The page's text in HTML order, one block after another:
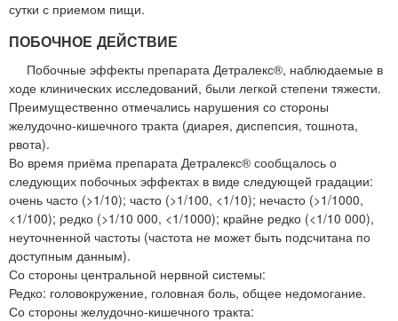
сутки с приемом пищи.
ПОБОЧНОЕ ДЕЙСТВИЕ
Побочные эффекты препарата Детралекс®, наблюдаемые в
ходе клинических исследований, были легкой степени тяжести.
Преимущественно отмечались нарушения со стороны
желудочно-кишечного тракта (диарея, диспепсия, тошнота,
рвота).
Во время приёма препарата Детралекс® сообщалось о
следующих побочных эффектах в виде следующей градации:
очень часто (>1/10); часто (>1/100, <1/10); нечасто (>1/1000,
<1/100); редко (>1/10 000, <1/1000); крайне редко (<1/10 000),
неуточненной частоты (частота не может быть подсчитана по
доступным данным).
Со стороны центральной нервной системы:
Редко: головокружение, головная боль, общее недомогание.
Со стороны желудочно-кишечного тракта: